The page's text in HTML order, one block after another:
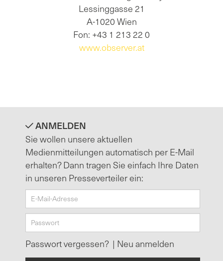
Lessinggasse 21
A-1020 Wien
Fon: +43 1 213 22 0
www.observer.at
ANMELDEN
Sie wollen unsere aktuellen
Medienmitteilungen automatisch per E-Mail
erhalten? Dann tragen Sie einfach Ihre Daten
in unseren Presseverteiler ein:
Passwort vergessen? | Neu anmelden